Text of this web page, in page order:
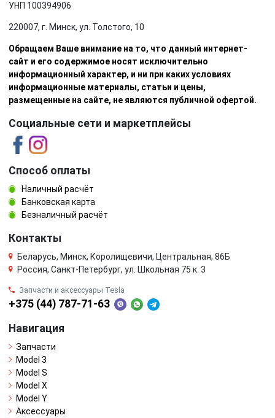
УНП 100394906
220007, г. Минск, ул. Толстого, 10
Обращаем Ваше внимание на то, что данный интернет-
сайт и его содержимое носят исключительно
информационный характер, и ни при каких условиях
информационные материалы, статьи и цены,
размещенные на сайте, не являются публичной офертой.
Социальные сети и маркетплейсы
Способ оплаты
Наличный расчёт
Банковская карта
Безналичный расчёт
Контакты
Беларусь, Минск, Королищевичи, Центральная, 86Б
Россия, Санкт-Петербург, ул. Школьная 75 к. 3
Запчасти и аксессуары Tesla
+375 (44) 787-71-63
Навигация
Запчасти
Model 3
Model S
Model X
Model Y
Аксессуары